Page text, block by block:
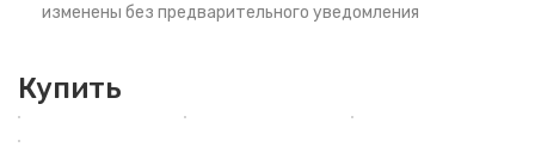
изменены без предварительного уведомления
Купить